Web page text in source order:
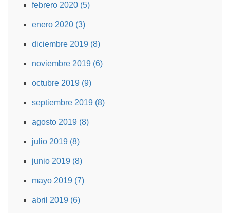
febrero 2020 (5)
enero 2020 (3)
diciembre 2019 (8)
noviembre 2019 (6)
octubre 2019 (9)
septiembre 2019 (8)
agosto 2019 (8)
julio 2019 (8)
junio 2019 (8)
mayo 2019 (7)
abril 2019 (6)